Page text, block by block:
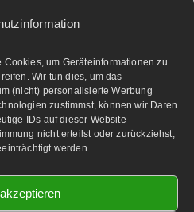
um Geräteinformationen zu
Wir tun dies, um das
(nicht) personalisierte Werbung
zustimmst, können wir Daten
IDs auf dieser Website
nicht erteilst oder zurückziehst,
werden.